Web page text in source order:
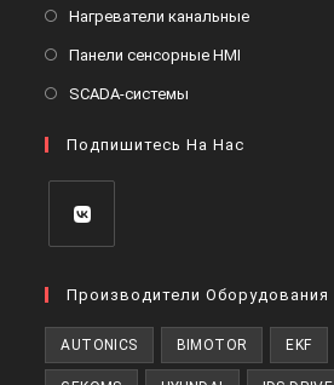
вкладке
вкладке
Нагреватели канальныеОткроется
Панели сенсорные HMI
вкладке
SCADA-системы
новой
Подпишитесь На Нас
в
вкладке
Производители Оборудования
AUTONICS BIMOTOR EKF